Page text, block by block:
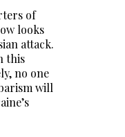
of
looks
attack.
this
no one
will